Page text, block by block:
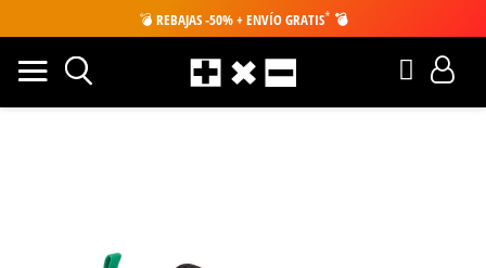
💣 REBAJAS -50% + ENVÍO GRATIS* 💣